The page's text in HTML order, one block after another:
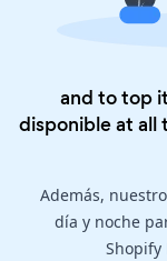
and to top
disponible at all
Además,
día y noche
Shopify